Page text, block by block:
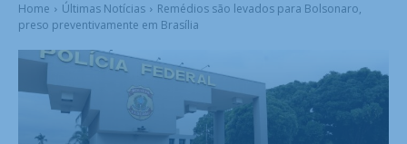
Home Últimas Notícias
Remédios são levados para Bolsonaro,
preso preventivamente em Brasília